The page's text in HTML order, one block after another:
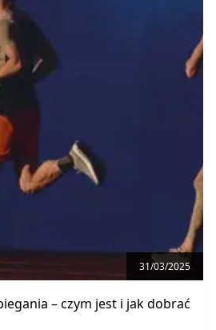
31/03/2025
– czym jest i jak dobrać